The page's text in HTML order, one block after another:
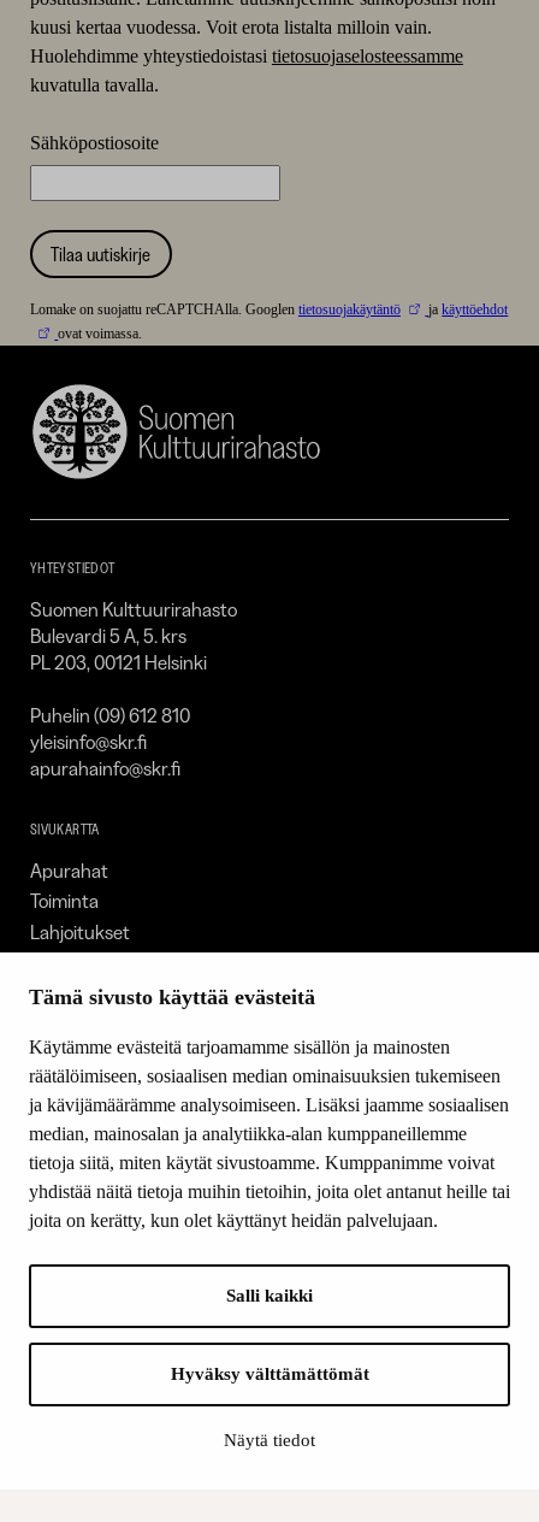
Tämä sivusto käyttää evästeitä
Käytämme evästeitä tarjoamamme sisällön ja mainosten
räätälöimiseen, sosiaalisen median ominaisuuksien tukemiseen
ja kävijämäärämme analysoimiseen. Lisäksi jaamme sosiaalisen
median, mainosalan ja analytiikka-alan kumppaneillemme
tietoja siitä, miten käytät sivustoamme. Kumppanimme voivat
yhdistää näitä tietoja muihin tietoihin, joita olet antanut heille tai
joita on kerätty, kun olet käyttänyt heidän palvelujaan.
Salli kaikki
Hyväksy välttämättömät
Näytä tiedot
kuusi kertaa vuodessa. Voit erota listalta milloin vain.
Huolehdimme yhteystiedoistasi tietosuojaselosteessamme
kuvatulla tavalla.
Sähköpostiosoite
Tilaa uutiskirje
Lomake on suojattu reCAPTCHAlla. Googlen tietosuojakäytäntö jakäyttöehdot
ovat voimassa.
Suomen
Kulttuurirahasto
YHTEYSTIEDOT
Suomen Kulttuurirahasto
Bulevardi 5 A, 5. krs
PL 203, 00121 Helsinki
Puhelin (09) 612 810
yleisinfo@skr.fi
apurahainfo@skr.fi
SIVUKARTTA
Apurahat
Toiminta
Lahjoitukset
Ajankohtaista
Yhteystiedot
SEURAA MEITÄ
Facebook
Instagram
LinkedIn
Suomen Kulttuurirahasto: